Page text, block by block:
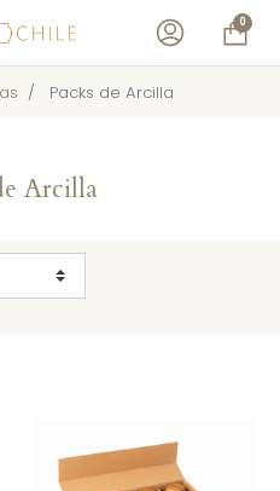
0
Packs de Arcilla
Arcilla